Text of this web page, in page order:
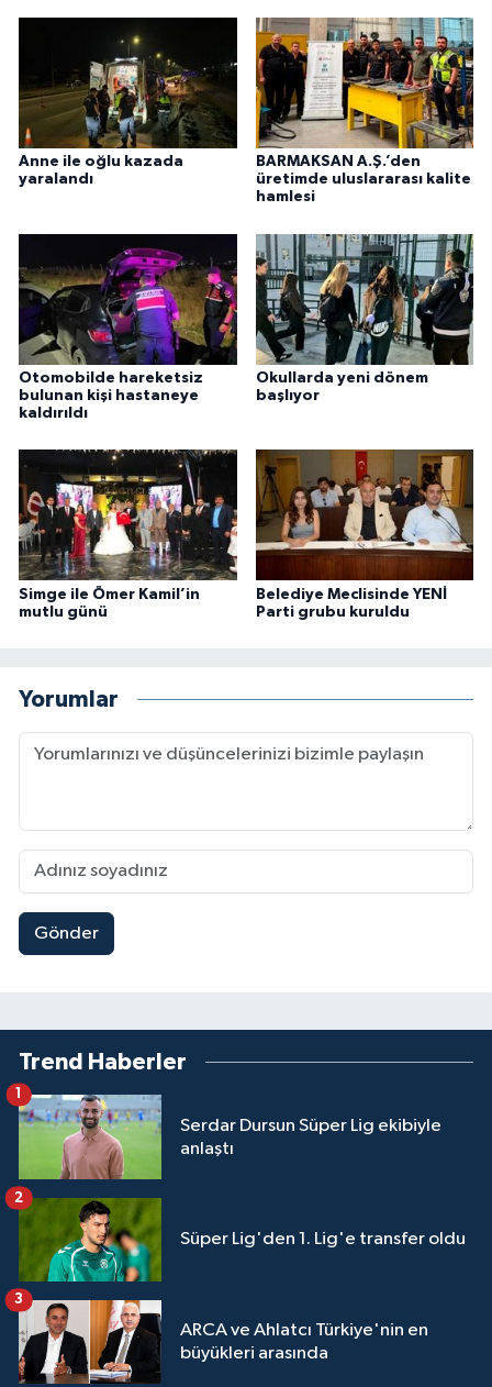
Anne ile oğlu kazada
yaralandı
BARMAKSAN A.Ş.’den
üretimde uluslararası kalite
hamlesi
Otomobilde hareketsiz
bulunan kişi hastaneye
kaldırıldı
Okullarda yeni dönem
başlıyor
Simge ile Ömer Kamil’in
mutlu günü
Belediye Meclisinde YENİ
Parti grubu kuruldu
Yorumlar
Gönder
Trend Haberler
Serdar Dursun Süper Lig ekibiyle
anlaştı
Süper Lig'den 1. Lig'e transfer oldu
2
ARCA ve Ahlatcı Türkiye'nin en
büyükleri arasında
3